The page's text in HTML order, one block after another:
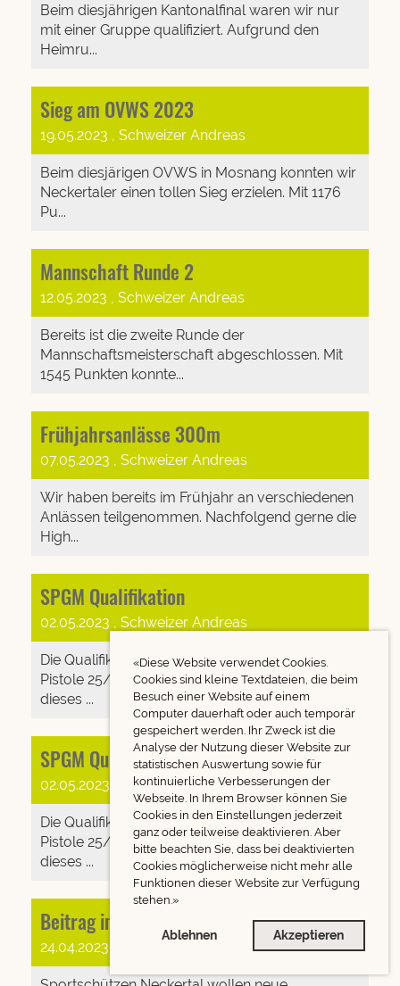
«Diese Website verwendet Cookies.
Cookies sind kleine Textdateien, die beim
Besuch einer Website auf einem
Computer dauerhaft oder auch temporär
gespeichert werden. Ihr Zweck ist die
Analyse der Nutzung dieser Website zur
statistischen Auswertung sowie für
kontinuierliche Verbesserungen der
Webseite. In Ihrem Browser können Sie
Cookies in den Einstellungen jederzeit
ganz oder teilweise deaktivieren. Aber
bitte beachten Sie, dass bei deaktivierten
Cookies möglicherweise nicht mehr alle
Funktionen dieser Website zur Verfügung
stehen.»
Ablehnen Akzeptieren
Beim diesjährigen Kantonalfinal waren wir nur
mit einer Gruppe qualifiziert. Aufgrund den
Heimru...
Sieg am OVWS 2023
19.05.2023 , Schweizer Andreas
Beim diesjärigen OVWS in Mosnang konnten wir
Neckertaler einen tollen Sieg erzielen. Mit 1176
Pu...
Mannschaft Runde 2
12.05.2023 , Schweizer Andreas
Bereits ist die zweite Runde der
Mannschaftsmeisterschaft abgeschlossen. Mit
1545 Punkten konnte...
Frühjahrsanlässe 300m
07.05.2023 , Schweizer Andreas
Wir haben bereits im Frühjahr an verschiedenen
Anlässen teilgenommen. Nachfolgend gerne die
High...
SPGM Qualifikation
02.05.2023 , Schweizer Andreas
Die Qualifikation zur Gruppenmeisterschaft
Pistole 25/50m ist abgeschlossen. Wir starten
dieses ...
SPGM Qualifikation
02.05.2023 , Schweizer Andreas
Die Qualifikation zur Gruppenmeisterschaft
Pistole 25/50m ist abgeschlossen. Wir starten
dieses ...
Beitrag im Tagblatt
24.04.2023